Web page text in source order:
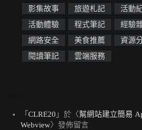
影集故事
旅遊札記
活動
活動體驗
程式筆記
經驗
網路安全
美食推薦
資源
閱讀筆記
雲端服務
「 CLRE20 」於〈幫網站建立簡易
Webview〉發佈留言